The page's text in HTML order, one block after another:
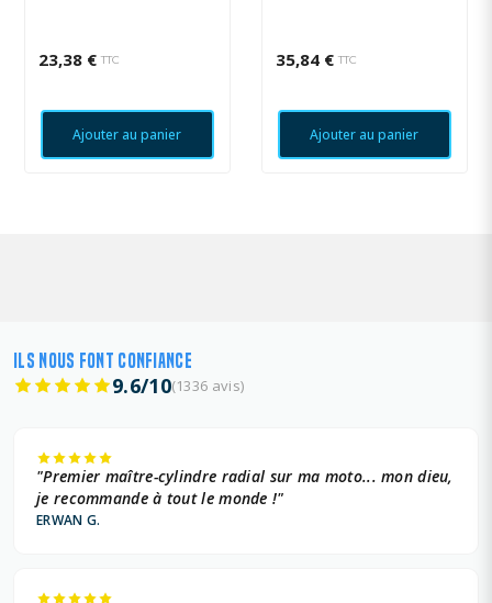
23,38 € TTC
Ajouter au panier
35,84 € TTC
Ajouter au panier
ILS NOUS FONT CONFIANCE
9.6/10(1336 avis)
"Premier maître-cylindre radial sur ma moto... mon dieu,
je recommande à tout le monde !"
ERWAN G.